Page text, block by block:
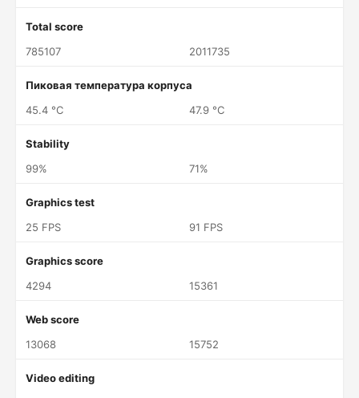
Total score
785107
2011735
Пиковая температура корпуса
45.4 °C
47.9 °C
Stability
99%
71%
Graphics test
25 FPS
91 FPS
Graphics score
4294
15361
Web score
13068
15752
Video editing